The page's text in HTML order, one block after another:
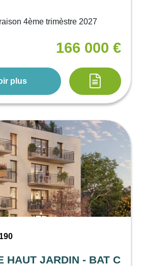
4ème trimèstre 2027
166 000 €
plus
HAUT JARDIN - BAT C